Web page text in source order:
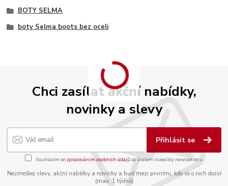
BOTY SELMA
boty Selma boots bez oceli
Chci zasílat akční nabídky,
novinky a slevy
Přihlásit se
Souhlasím se zpracováním osobních údajůza účelem rozesílky newsletteru.
Nezmeškej slevy, akční nabídky a novinky a buď mezi prvními, kdo se o nich dozví
(max. 1 týdně)